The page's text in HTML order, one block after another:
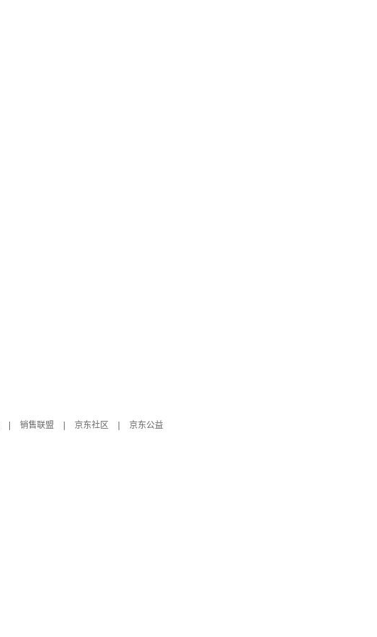
销售联盟 京东社区
京东公益